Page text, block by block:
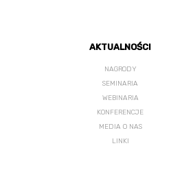
AKTUALNOŚCI
NAGRODY
SEMINARIA
WEBINARIA
KONFERENCJE
MEDIA O NAS
LINKI